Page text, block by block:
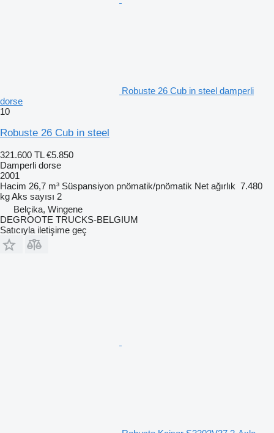
Robuste 26 Cub in steel damperli
dorse
10
Robuste 26 Cub in steel
321.600 TL €5.850
Damperli dorse
2001
Hacim 26,7 m³ Süspansiyon pnömatik/pnömatik Net ağırlık 7.480
kgAks sayısı 2
Belçika, Wingene
DEGROOTE TRUCKS-BELGIUM
Satıcıyla iletişime geç